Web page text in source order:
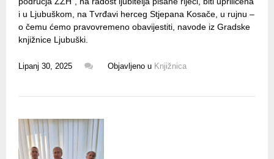
i u Ljubuškom, na Tvrđavi herceg Stjepana Kosače, u rujnu –
o čemu ćemo pravovremeno obavijestiti, navode iz Gradske
knjižnice Ljubuški.
Lipanj 30, 2025 Objavljeno u Knjižnica